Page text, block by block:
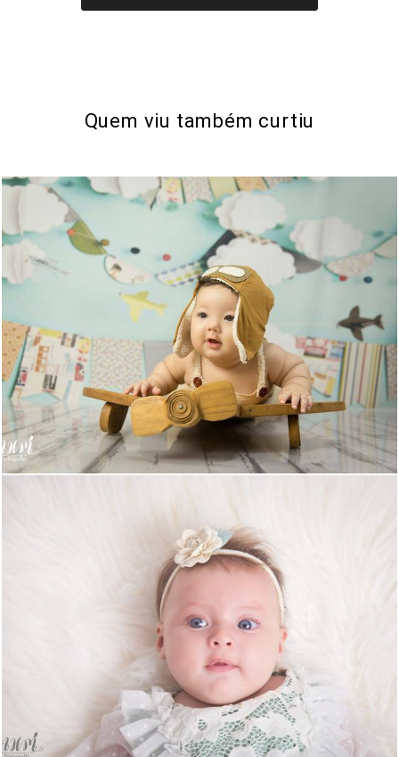
Quem viu também curtiu
523 0
798 18